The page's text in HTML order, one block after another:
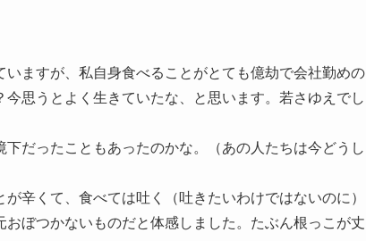
ますが、私自身食べることがとても億劫で会社勤めの
思うとよく生きていたな、と思います。若さゆえでし
だったこともあったのかな。（あの人たちは今どうし
辛くて、食べては吐く（吐きたいわけではないのに）
ぼつかないものだと体感しました。たぶん根っこが丈